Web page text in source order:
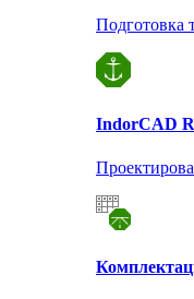
Подготовка
IndorCAD